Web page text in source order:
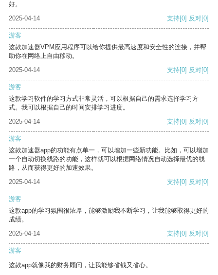
好。
2025-04-14
支持[0] 反对[0]
游客
这款加速器VPM应用程序可以给你提供最高速度和安全性的连接，并帮
助你在网络上自由移动。
2025-04-14
支持[0] 反对[0]
游客
这款学习软件的学习方式非常灵活，可以根据自己的需求选择学习方
式。我可以根据自己的时间安排学习进度。
2025-04-14
支持[0] 反对[0]
游客
这款加速器app的功能有点单一，可以增加一些新功能。比如，可以增加
一个自动切换线路的功能，这样就可以根据网络情况自动选择最优的线
路，从而获得更好的加速效果。
2025-04-14
支持[0] 反对[0]
游客
这款app的学习氛围很浓厚，能够激励我不断学习，让我能够取得更好的
成绩。
2025-04-14
支持[0] 反对[0]
游客
这款app就像我的财务顾问，让我能够省钱又省心。